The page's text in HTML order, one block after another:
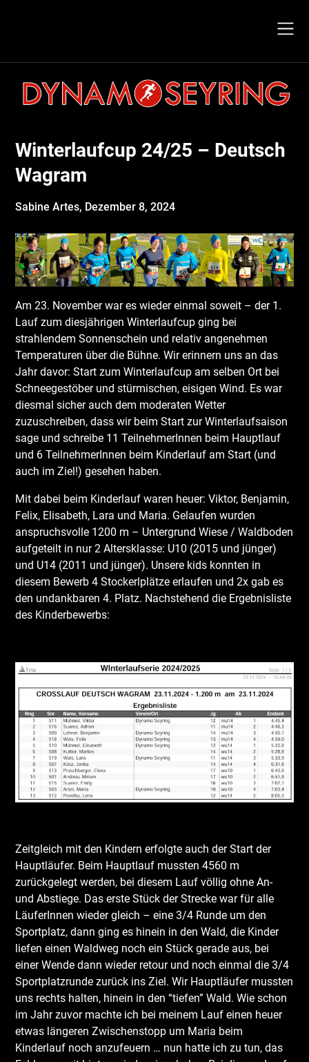
Winterlaufcup 24/25 – Deutsch
Wagram
Sabine Artes, Dezember 8, 2024
Am 23. November war es wieder einmal soweit – der 1.
Lauf zum diesjährigen Winterlaufcup ging bei
strahlendem Sonnenschein und relativ angenehmen
Temperaturen über die Bühne. Wir erinnern uns an das
Jahr davor: Start zum Winterlaufcup am selben Ort bei
Schneegestöber und stürmischen, eisigen Wind. Es war
diesmal sicher auch dem moderaten Wetter
zuzuschreiben, dass wir beim Start zur Winterlaufsaison
sage und schreibe 11 TeilnehmerInnen beim Hauptlauf
und 6 TeilnehmerInnen beim Kinderlauf am Start (und
auch im Ziel!) gesehen haben.
Mit dabei beim Kinderlauf waren heuer: Viktor, Benjamin,
Felix, Elisabeth, Lara und Maria. Gelaufen wurden
anspruchsvolle 1200 m – Untergrund Wiese / Waldboden
aufgeteilt in nur 2 Altersklasse: U10 (2015 und jünger)
und U14 (2011 und jünger). Unsere kids konnten in
diesem Bewerb 4 Stockerlplätze erlaufen und 2x gab es
den undankbaren 4. Platz. Nachstehend die Ergebnisliste
des Kinderbewerbs:
Zeitgleich mit den Kindern erfolgte auch der Start der
Hauptläufer. Beim Hauptlauf mussten 4560 m
zurückgelegt werden, bei diesem Lauf völlig ohne An-
und Abstiege. Das erste Stück der Strecke war für alle
LäuferInnen wieder gleich – eine 3/4 Runde um den
Sportplatz, dann ging es hinein in den Wald, die Kinder
liefen einen Waldweg noch ein Stück gerade aus, bei
einer Wende dann wieder retour und noch einmal die 3/4
Sportplatzrunde zurück ins Ziel. Wir Hauptläufer mussten
uns rechts halten, hinein in den “tiefen” Wald. Wie schon
im Jahr zuvor machte ich bei meinem Lauf einen heuer
etwas längeren Zwischenstopp um Maria beim
Kinderlauf noch anzufeuern … nun hatte ich zu tun, das